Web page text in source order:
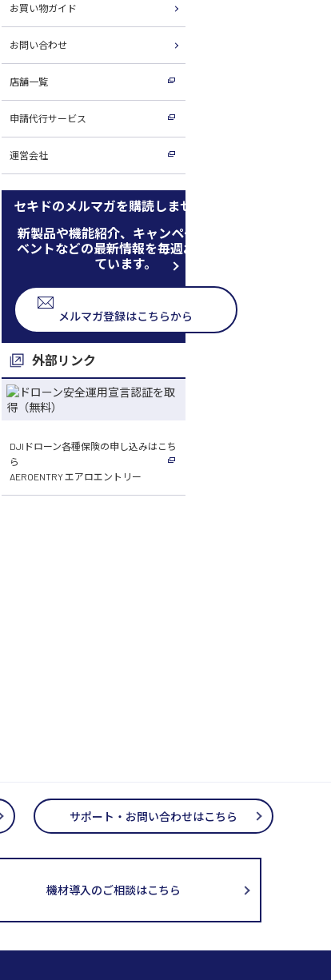
お買い物ガイド
お問い合わせ
店舗一覧
申請代行サービス
運営会社
セキドのメルマガを購読しませんか
新製品や機能紹介、キャンペーン、イ
ベントなどの最新情報を毎週お届けし
ています。
メルマガ登録はこちらから
外部リンク
DJIドローン各種保険の申し込みはこち
ら
AEROENTRY エアロエントリー
サポート・お問い合わせはこちら
機材導入のご相談はこちら